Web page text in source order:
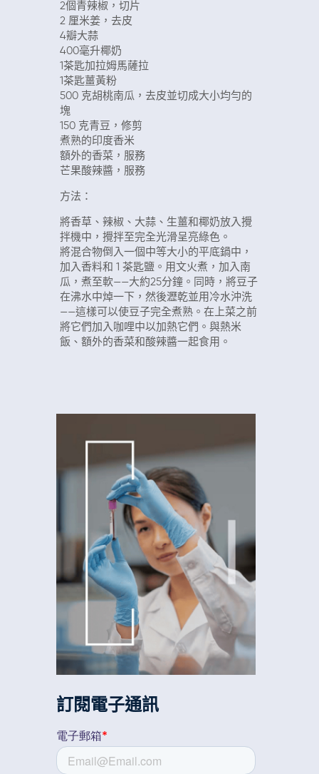
2個青辣椒，切片
2 厘米姜，去皮
4瓣大蒜
400毫升椰奶
1茶匙加拉姆馬薩拉
1茶匙薑黃粉
500 克胡桃南瓜，去皮並切成大小均勻的
塊
150 克青豆，修剪
煮熟的印度香米
額外的香菜，服務
芒果酸辣醬，服務
方法：
將香草、辣椒、大蒜、生薑和椰奶放入攪
拌機中，攪拌至完全光滑呈亮綠色。
將混合物倒入一個中等大小的平底鍋中，
加入香料和 1 茶匙鹽。用文火煮，加入南
瓜，煮至軟——大約25分鐘。同時，將豆子
在沸水中焯一下，然後瀝乾並用冷水沖洗
——這樣可以使豆子完全煮熟。在上菜之前
將它們加入咖哩中以加熱它們。與熱米
飯、額外的香菜和酸辣醬一起食用。
訂閱電子通訊